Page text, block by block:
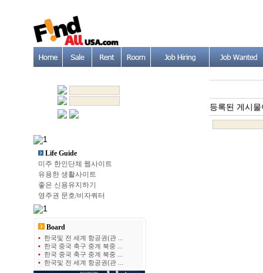
Life Guide
미주 한인단체 웹사이트
유용한 생활사이트
좋은 신용유지하기
영주권 문호/비자쿼터
Board
• 한국및 전 세계 항공권(관 ...
• 한국 중국 축구 중계 북중 ...
• 한국 중국 축구 중계 북중 ...
• 한국및 전 세계 항공권(관 ...
등록된 게시